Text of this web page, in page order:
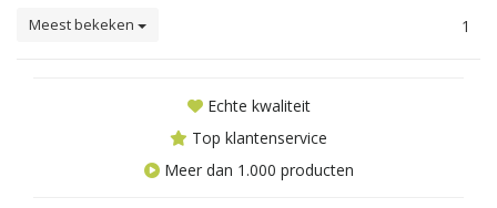
Meest bekeken 1
Echte kwaliteit
Top klantenservice
Meer dan 1.000 producten